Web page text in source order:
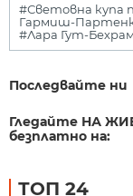
#Световна купа
Гармиш-
#Лара Гут-
Последвайте ни
Гледайте НА
безплатно на:
ТОП 24